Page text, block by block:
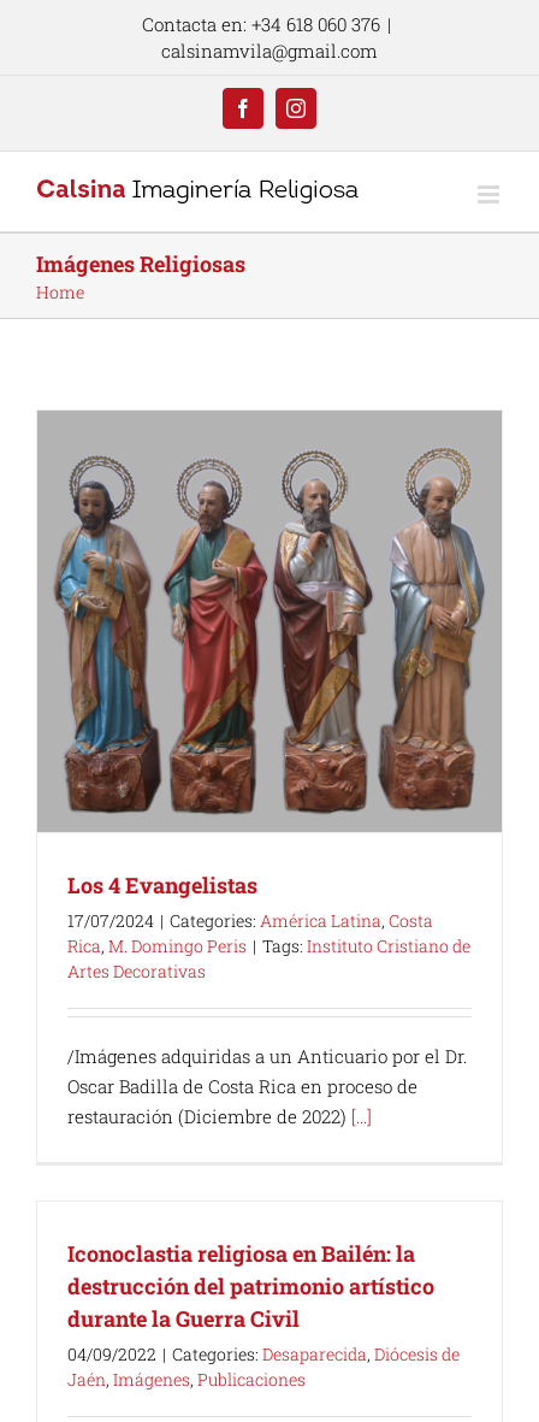
Contacta en: +34 618 060 376 |
calsinamvila@gmail.com
FacebookInstagram
Imágenes Religiosas
Home
Los 4 Evangelistas
17/07/2024 | Categories: América Latina, Costa
Rica, M. Domingo Peris | Tags: Instituto Cristiano de
Artes Decorativas
/Imágenes adquiridas a un Anticuario por el Dr.
Oscar Badilla de Costa Rica en proceso de
restauración (Diciembre de 2022) [...]
Iconoclastia religiosa en Bailén: la
destrucción del patrimonio artístico
durante la Guerra Civil
04/09/2022 | Categories: Desaparecida, Diócesis de
Jaén, Imágenes, Publicaciones